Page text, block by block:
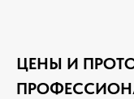
ЦЕНЫ И